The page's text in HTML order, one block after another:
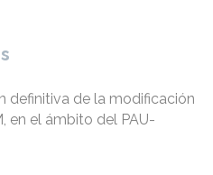
definitiva de la modificación
en el ámbito del PAU-